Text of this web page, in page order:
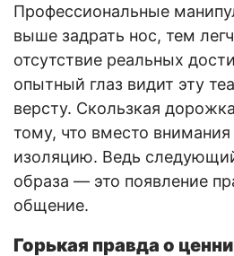
Профессиональные
выше задрать нос, тем
отсутствие реальных
опытный глаз видит эту
версту. Скользкая
тому, что вместо внимания
изоляцию. Ведь
образа — это появление
общение.
Горькая правда о